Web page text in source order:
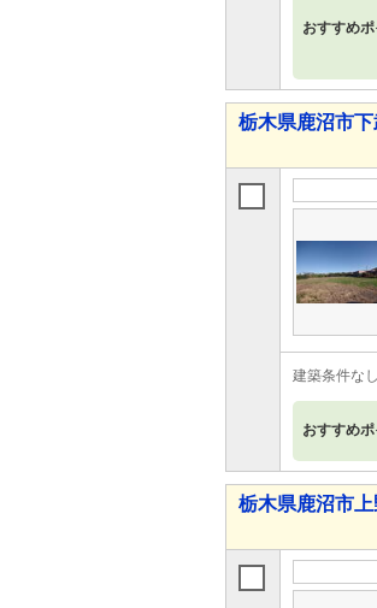
おすすめポ
栃木県鹿沼市
建築条件なし
おすすめポ
栃木県鹿沼市